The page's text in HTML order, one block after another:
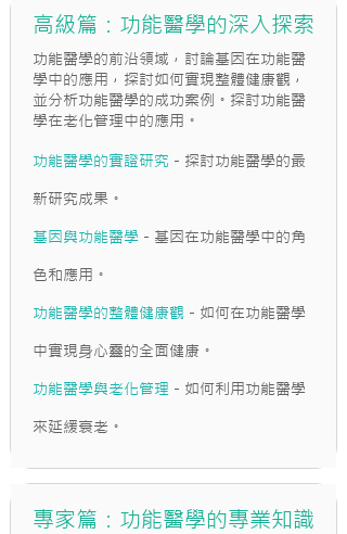
高級篇：功能醫學的深入探索​
功能醫學的前沿領域，討論基因在功能醫
學中的應用，探討如何實現整體健康觀，
並分析功能醫學的成功案例。探討功能醫
學在老化管理中的應用。
功能醫學的實證研究 - 探討功能醫學的最
新研究成果。
基因與功能醫學 - 基因在功能醫學中的角
色和應用。
功能醫學的整體健康觀 - 如何在功能醫學
中實現身心靈的全面健康。
功能醫學與老化管理 - 如何利用功能醫學
來延緩衰老。
專家篇：功能醫學的專業知識​